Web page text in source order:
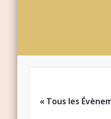
« Tous les